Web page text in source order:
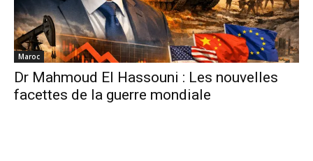
Maroc
Dr Mahmoud El Hassouni : Les nouvelles
facettes de la guerre mondiale